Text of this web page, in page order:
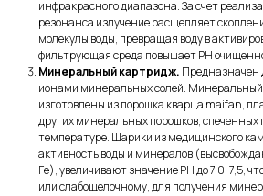
инфракрасного диапазона. За счет
резонанса излучение расщепляет
молекулы воды, превращая воду в
фильтрующая среда повышает PH
Минеральный картридж. Предназначен
ионами минеральных солей.
изготовлены из порошка кварца maifan,
других минеральных порошков, спеченных
температуре. Шарики из медицинского
активность воды и минералов
Fe), увеличивают значение РН до 7,0-7,5,
или слабощелочному, для получения